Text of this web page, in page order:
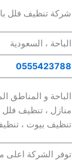
شركة تنظيف فلل
الباحة ، السعودية
0555423788
الباحة و المناطق
منازل ، تنظيف
تنظيف بيوت ،
توفر الشركة